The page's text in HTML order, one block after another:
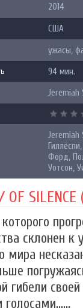
2014
США
ужасы,
94 мин.
Jeremiah
Форд,
Уотсон,
SILENCE
склонен к
мира
гибели